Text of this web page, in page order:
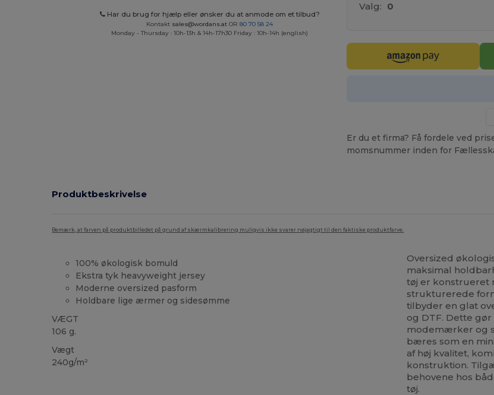
Har du brug for hjælp eller ønsker du at anmode om et tilbud?
Kontakt sales@wordans.at OR80 70 58 24
Monday - Thursday : 10h-13h & 14h-17h30 Friday : 10h-14h (english)
Valg: 0
Er du et firma? Få fordele ved
momsnummer inden for
Produktbeskrivelse
Bemærk, at farven på produktbilledet på grund af skærmkalibrering muligvis ikke svarer nøjagtigt til den faktiske produktfarve.
100% økologisk bomuld
Ekstra tyk heavyweight jersey
Moderne oversized pasform
Holdbare lige ærmer og sidesømme
VÆGT
106 g.
Vægt
240g/m²
Oversized
maksimal
tøj er konstrueret
strukturerede
tilbyder en glat
og DTF. Dette
modemærker og
bæres som en
af høj kvalitet,
konstruktion.
behovene hos
tøj.